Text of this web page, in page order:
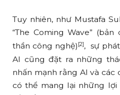
Tuy nhiên, như Mustafa
“The Coming Wave”
thần công nghệ) [2], sự
AI cũng đặt ra những
nhấn mạnh rằng AI và các
có thể mang lại những